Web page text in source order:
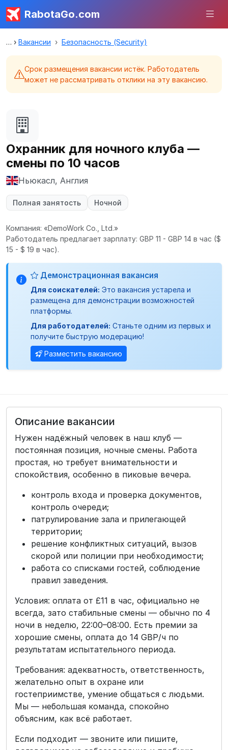
RabotaGo.com
Вакансии Безопасность (Security)
Срок размещения вакансии истёк. Работодатель
может не рассматривать отклики на эту вакансию.
Охранник для ночного клуба —
смены по 10 часов
Ньюкасл, Англия
Полная занятость Ночной
Компания: «DemoWork Co., Ltd.»
Работодатель предлагает зарплату: GBP 11 - GBP 14 в час ($
15 - $ 19 в час).
Демонстрационная вакансия
Для соискателей: Это вакансия устарела и
размещена для демонстрации возможностей
платформы.
Для работодателей: Станьте одним из первых и
получите быструю модерацию!
Разместить вакансию
Описание вакансии
Нужен надёжный человек в наш клуб —
постоянная позиция, ночные смены. Работа
простая, но требует внимательности и
спокойствия, особенно в пиковые вечера.
контроль входа и проверка документов,
контроль очереди;
патрулирование зала и прилегающей
территории;
решение конфликтных ситуаций, вызов
скорой или полиции при необходимости;
работа со списками гостей, соблюдение
правил заведения.
Условия: оплата от £11 в час, официально не
всегда, зато стабильные смены — обычно по 4
ночи в неделю, 22:00–08:00. Есть премии за
хорошие смены, оплата до 14 GBP/ч по
результатам испытательного периода.
Требования: адекватность, ответственность,
желательно опыт в охране или
гостеприимстве, умение общаться с людьми.
Мы — небольшая команда, спокойно
объясним, как всё работает.
Если подходит — звоните или пишите,